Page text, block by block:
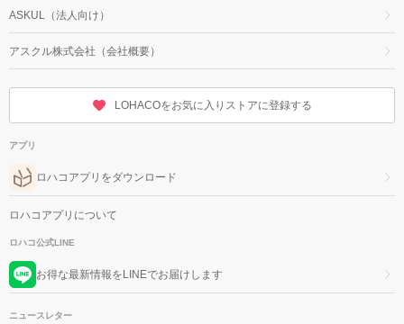
ASKUL（法人向け）
アスクル株式会社（会社概要）
LOHACOをお気に入りストアに登録する
アプリ
ロハコアプリをダウンロード
ロハコアプリについて
ロハコ公式LINE
お得な最新情報をLINEでお届けします
ニュースレター